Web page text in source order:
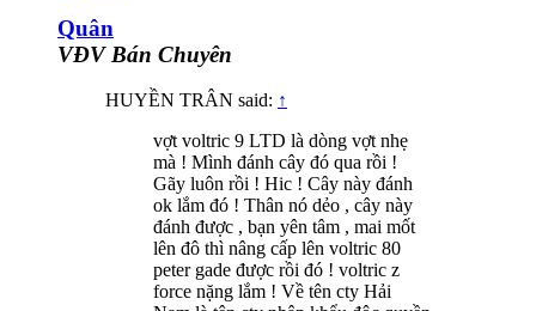
Quân
VĐV Bán Chuyên
HUYỀN TRÂN said: ↑
vợt voltric 9 LTD là dòng vợt nhẹ
mà ! Mình đánh cây đó qua rồi !
Gãy luôn rồi ! Hic ! Cây này đánh
ok lắm đó ! Thân nó dẻo , cây này
đánh được , bạn yên tâm , mai mốt
lên đô thì nâng cấp lên voltric 80
peter gade được rồi đó ! voltric z
force nặng lắm ! Về tên cty Hải